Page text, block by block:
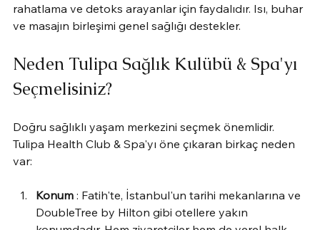
rahatlama ve detoks arayanlar için faydalıdır. Isı, buhar
ve masajın birleşimi genel sağlığı destekler.
Neden Tulipa Sağlık Kulübü & Spa'yı
Seçmelisiniz?
Doğru sağlıklı yaşam merkezini seçmek önemlidir.
Tulipa Health Club & Spa'yı öne çıkaran birkaç neden
var:
Konum : Fatih'te, İstanbul'un tarihi mekanlarına ve
DoubleTree by Hilton gibi otellere yakın